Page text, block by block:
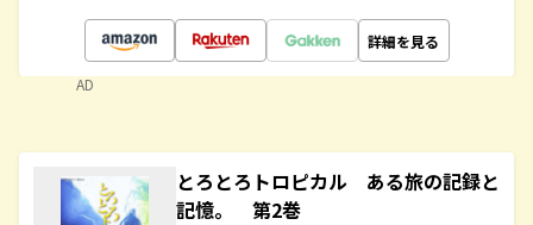
詳細を見る
AD
とろとろトロピカル ある旅の記録と
記憶。 第2巻